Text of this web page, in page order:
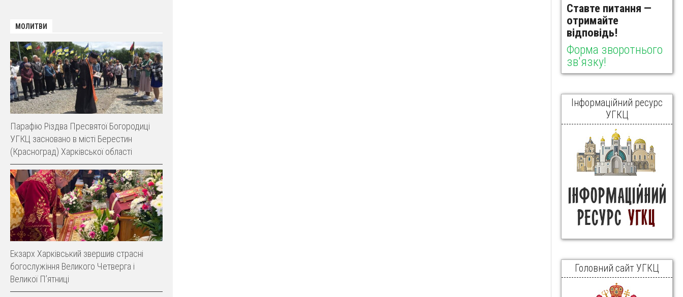
МОЛИТВИ
Парафію Різдва Пресвятої Богородиці
УГКЦ засновано в місті Берестин
(Красноград) Харківської області
Екзарх Харківський звершив страсні
богослужіння Великого Четверга і
Великої Пʼятниці
Ставте питання —
отримайте
відповідь!
Форма зворотнього
зв'язку!
Інформаційний ресурс
УГКЦ
Головний сайт УГКЦ